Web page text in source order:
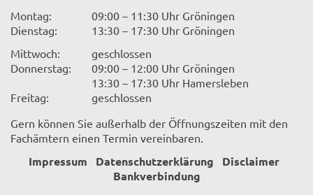
Montag:
09:00 – 11:30 Uhr Gröningen
Dienstag:
13:30 – 17:30 Uhr Gröningen
Mittwoch:
geschlossen
Donnerstag:
09:00 – 12:00 Uhr Gröningen
13:30 – 17:30 Uhr Hamersleben
Freitag:
geschlossen
Gern können Sie außerhalb der Öffnungszeiten mit den
Fachämtern einen Termin vereinbaren.
Impressum Datenschutzerklärung
Disclaimer
Bankverbindung